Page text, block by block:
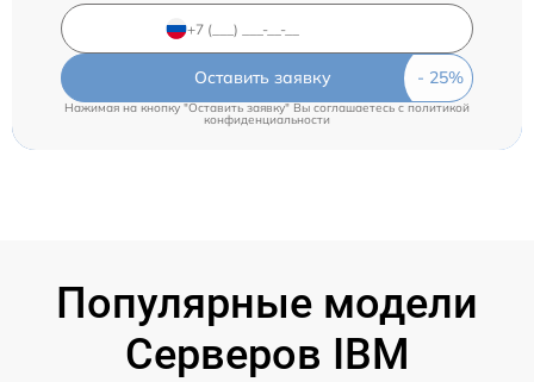
Оставить заявку
Нажимая на кнопку "Оставить заявку" Вы соглашаетесь c политикой
конфиденциальности
Популярные модели
Серверов IBM